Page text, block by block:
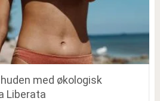
med økologisk
Liberata